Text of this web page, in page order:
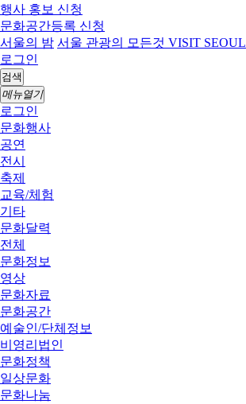
행사 홍보 신청
문화공간등록 신청
서울의 밤 서울 관광의 모든것 VISIT SEOUL
로그인
검색
메뉴열기
로그인
문화행사
공연
전시
축제
교육/체험
기타
문화달력
전체
문화정보
영상
문화자료
문화공간
예술인/단체정보
비영리법인
문화정책
일상문화
문화나눔